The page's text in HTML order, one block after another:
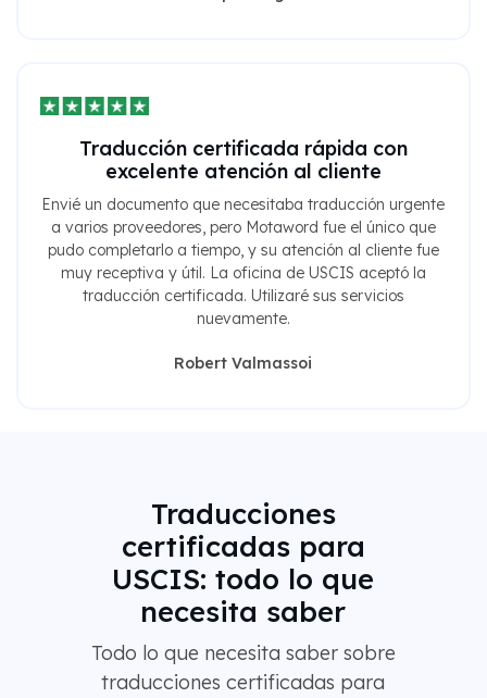
Traducción certificada rápida con
excelente atención al cliente
Envié un documento que necesitaba traducción urgente
a varios proveedores, pero Motaword fue el único que
pudo completarlo a tiempo, y su atención al cliente fue
muy receptiva y útil. La oficina de USCIS aceptó la
traducción certificada. Utilizaré sus servicios
nuevamente.
Robert Valmassoi
Traducciones
certificadas para
USCIS: todo lo que
necesita saber
Todo lo que necesita saber sobre
traducciones certificadas para